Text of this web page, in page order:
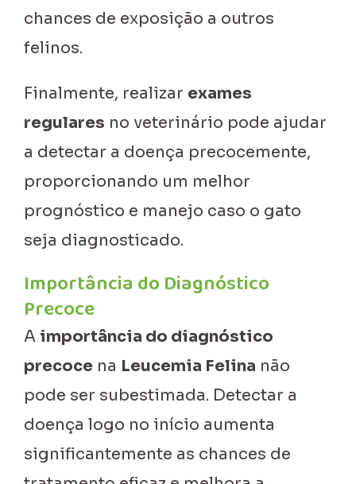
chances de exposição a outros
felinos.
Finalmente, realizar exames
regulares no veterinário pode ajudar
a detectar a doença precocemente,
proporcionando um melhor
prognóstico e manejo caso o gato
seja diagnosticado.
Importância do Diagnóstico
Precoce
A importância do diagnóstico
precoce na Leucemia Felina não
pode ser subestimada. Detectar a
doença logo no início aumenta
significantemente as chances de